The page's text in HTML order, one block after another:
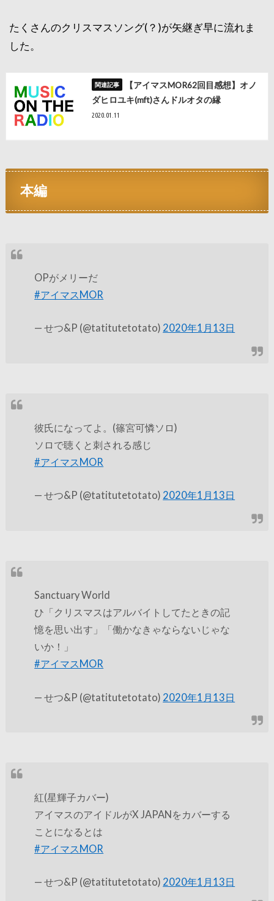
たくさんのクリスマスソング(？)が矢継ぎ早に流れま
した。
【アイマスMOR62回目感想】オノ
ダヒロユキ(mft)さんドルオタの縁
2020.01.11
本編
OPがメリーだ
#アイマスMOR
— せつ&P (@tatitutetotato) 2020年1月13日
彼氏になってよ。(篠宮可憐ソロ)
ソロで聴くと刺される感じ
#アイマスMOR
— せつ&P (@tatitutetotato) 2020年1月13日
Sanctuary World
ひ「クリスマスはアルバイトしてたときの記
憶を思い出す」「働かなきゃならないじゃな
いか！」
#アイマスMOR
— せつ&P (@tatitutetotato) 2020年1月13日
紅(星輝子カバー)
アイマスのアイドルがX JAPANをカバーする
ことになるとは
#アイマスMOR
— せつ&P (@tatitutetotato) 2020年1月13日